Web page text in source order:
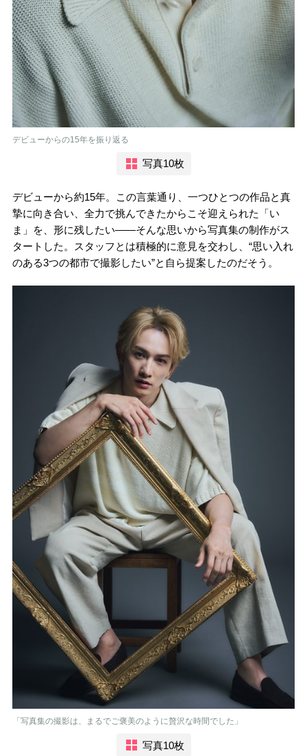
デビューからの15年を振り返る
写真10枚
デビューから約15年。この言葉通り、一つひとつの作品と真
摯に向き合い、全力で挑んできたからこそ迎えられた「い
ま」を、形に残したい――そんな思いから写真集の制作がス
タートした。スタッフとは積極的に意見を交わし、“思い入れ
のある3つの都市で撮影したい”と自ら提案したのだそう。
「写真集の撮影は、まるでご褒美のように贅沢な時間でした」
写真10枚